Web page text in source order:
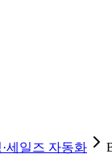
세일즈 자동화